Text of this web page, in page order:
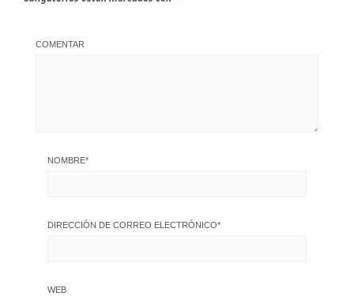
COMENTAR
NOMBRE*
DIRECCIÓN DE CORREO ELECTRÓNICO*
WEB